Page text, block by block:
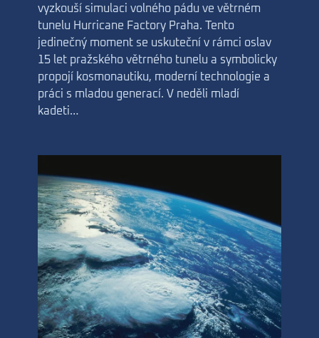
vyzkouší simulaci volného pádu ve větrném
tunelu Hurricane Factory Praha. Tento
jedinečný moment se uskuteční v rámci oslav
15 let pražského větrného tunelu a symbolicky
propojí kosmonautiku, moderní technologie a
práci s mladou generací. V neděli mladí
kadeti…